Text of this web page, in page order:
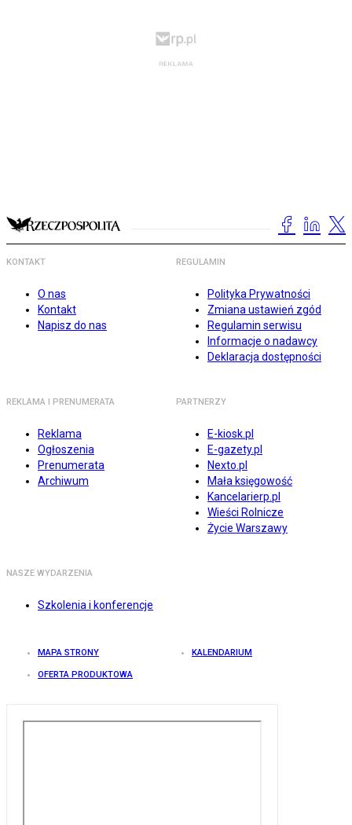
KONTAKT
O nas
Kontakt
Napisz do nas
REGULAMIN
Polityka Prywatności
Zmiana ustawień zgód
Regulamin serwisu
Informacje o nadawcy
Deklaracja dostępności
REKLAMA I PRENUMERATA
Reklama
Ogłoszenia
Prenumerata
Archiwum
PARTNERZY
E-kiosk.pl
E-gazety.pl
Nexto.pl
Mała księgowość
Kancelarierp.pl
Wieści Rolnicze
Życie Warszawy
NASZE WYDARZENIA
Szkolenia i konferencje
MAPA STRONY KALENDARIUM
OFERTA PRODUKTOWA